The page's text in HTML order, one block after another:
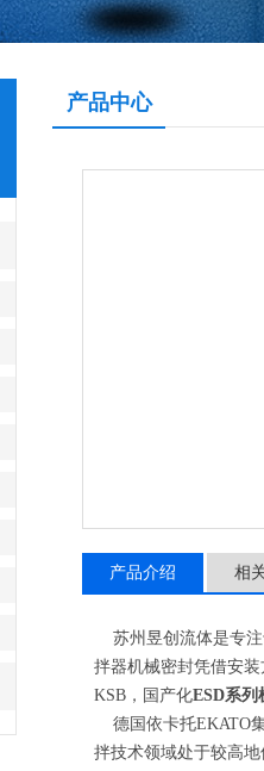
产品中心
产品介绍 相
苏州昱创流体是专
拌器机械密封凭借安
KSB，国产化ESD系列
德国依卡托EKATO
拌技术领域处于较高地